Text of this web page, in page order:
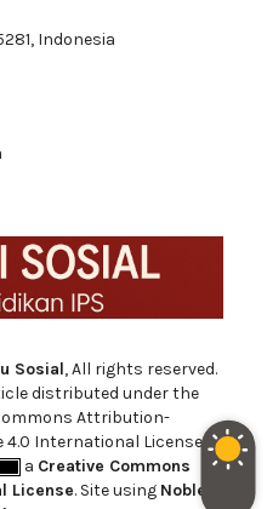
Indonesia
Sosial, All rights reserved.
distributed under the
Attribution-
4.0 International License.
a Creative Commons
License. Site using Noble